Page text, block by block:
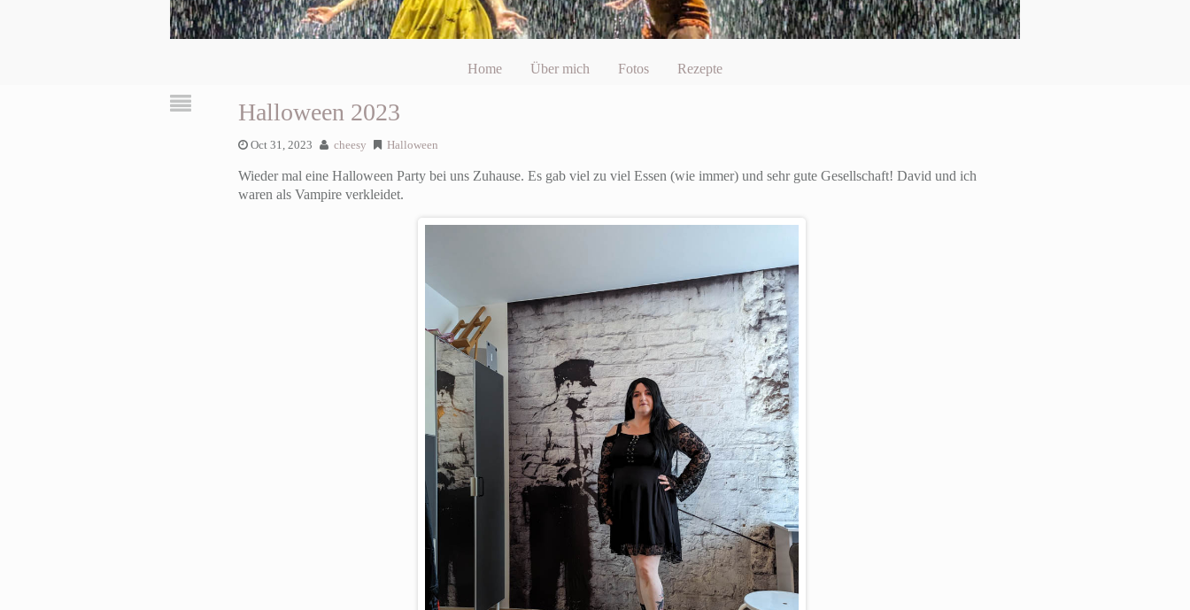
Home Über mich Fotos Rezepte
Halloween 2023
Oct 31, 2023 cheesy Halloween
Wieder mal eine Halloween Party bei uns Zuhause. Es gab viel zu viel Essen (wie immer) und sehr gute Gesellschaft! David und ich
waren als Vampire verkleidet.